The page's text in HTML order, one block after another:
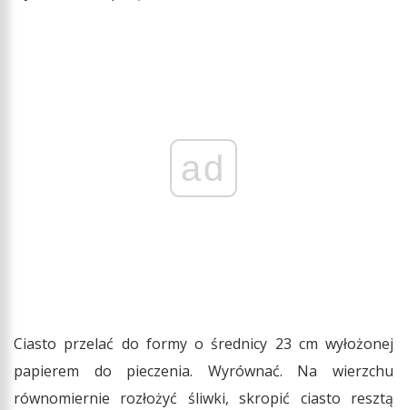
ad
Ciasto przelać do formy o średnicy 23 cm wyłożonej
papierem do pieczenia. Wyrównać. Na wierzchu
równomiernie rozłożyć śliwki, skropić ciasto resztą